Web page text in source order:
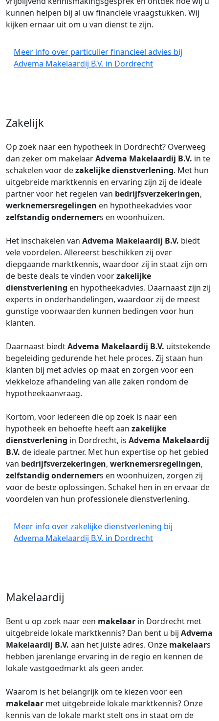
kunnen helpen bij al uw financiële vraagstukken. Wij
kijken ernaar uit om u van dienst te zijn.
Meer info over particulier financieel advies bij
Advema Makelaardij B.V. in Dordrecht
Zakelijk
Op zoek naar een hypotheek in Dordrecht? Overweeg
dan zeker om makelaarAdvema Makelaardij B.V. in te
schakelen voor dezakelijke dienstverlening. Met hun
uitgebreide marktkennis en ervaring zijn zij de ideale
partner voor het regelen van bedrijfsverzekeringen,
werknemersregelingen en hypotheekadvies voor
zelfstandig ondernemers en woonhuizen.
Het inschakelen van Advema Makelaardij B.V. biedt
vele voordelen. Allereerst beschikken zij over
diepgaande marktkennis, waardoor zij in staat zijn om
de beste deals te vinden voorzakelijke
dienstverlening en hypotheekadvies. Daarnaast zijn zij
experts in onderhandelingen, waardoor zij de meest
gunstige voorwaarden kunnen bedingen voor hun
klanten.
Daarnaast biedtAdvema Makelaardij B.V. uitstekende
begeleiding gedurende het hele proces. Zij staan hun
klanten bij met advies op maat en zorgen voor een
vlekkeloze afhandeling van alle zaken rondom de
hypotheekaanvraag.
Kortom, voor iedereen die op zoek is naar een
hypotheek en behoefte heeft aan zakelijke
dienstverlening in Dordrecht, is Advema Makelaardij
B.V. de ideale partner. Met hun expertise op het gebied
van bedrijfsverzekeringen, werknemersregelingen,
zelfstandig ondernemers en woonhuizen, zorgen zij
voor de beste oplossingen. Schakel hen in en ervaar de
voordelen van hun professionele dienstverlening.
Meer info over zakelijke dienstverlening bij
Advema Makelaardij B.V. in Dordrecht
Makelaardij
Bent u op zoek naar een makelaar in Dordrecht met
uitgebreide lokale marktkennis? Dan bent u bij Advema
Makelaardij B.V. aan het juiste adres. Onze makelaars
hebben jarenlange ervaring in de regio en kennen de
lokale vastgoedmarkt als geen ander.
Waarom is het belangrijk om te kiezen voor een
makelaar met uitgebreide lokale marktkennis? Onze
kennis van de lokale markt stelt ons in staat om de